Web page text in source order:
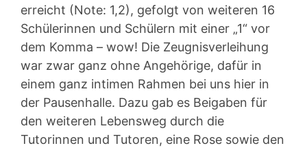
erreicht (Note: 1,2), gefolgt von weiteren 16
Schülerinnen und Schülern mit einer „1“ vor
dem Komma – wow! Die Zeugnisverleihung
war zwar ganz ohne Angehörige, dafür in
einem ganz intimen Rahmen bei uns hier in
der Pausenhalle. Dazu gab es Beigaben für
den weiteren Lebensweg durch die
Tutorinnen und Tutoren, eine Rose sowie den